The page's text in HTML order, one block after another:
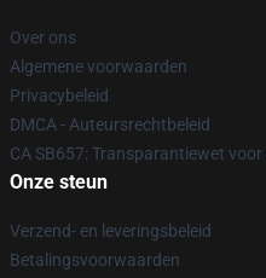
Over ons
Algemene voorwaarden
Privacybeleid
DMCA - Auteursrechtbeleid
CA SB657: Transparantiewet
Onze steun
Verzend- en leveringsbeleid
Betalingsvoorwaarden